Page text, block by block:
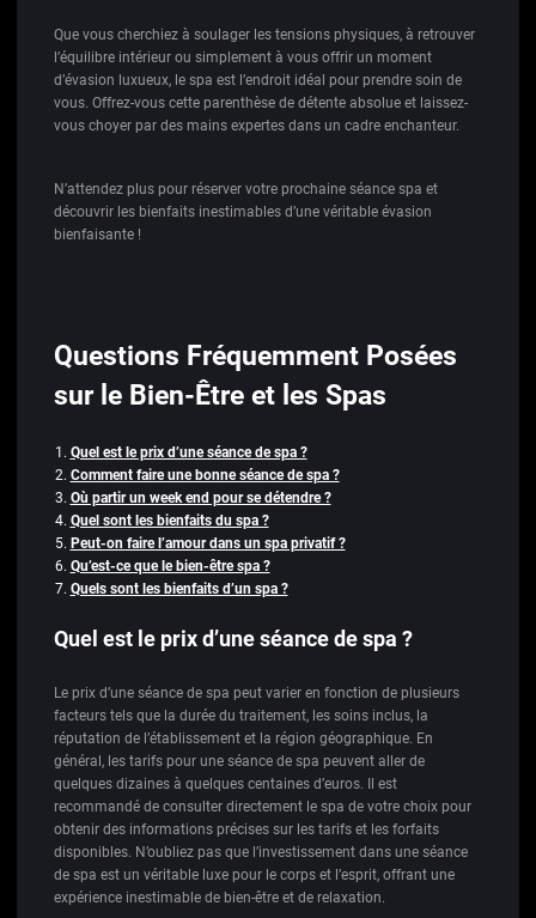
Que vous cherchiez à soulager les tensions physiques, à retrouver
l’équilibre intérieur ou simplement à vous offrir un moment
d’évasion luxueux, le spa est l’endroit idéal pour prendre soin de
vous. Offrez-vous cette parenthèse de détente absolue et laissez-
vous choyer par des mains expertes dans un cadre enchanteur.
N’attendez plus pour réserver votre prochaine séance spa et
découvrir les bienfaits inestimables d’une véritable évasion
bienfaisante !
Questions Fréquemment Posées
sur le Bien-Être et les Spas
Quel est le prix d’une séance de spa ?
Comment faire une bonne séance de spa ?
Où partir un week end pour se détendre ?
Quel sont les bienfaits du spa ?
Peut-on faire l’amour dans un spa privatif ?
Qu’est-ce que le bien-être spa ?
Quels sont les bienfaits d’un spa ?
Quel est le prix d’une séance de spa ?
Le prix d’une séance de spa peut varier en fonction de plusieurs
facteurs tels que la durée du traitement, les soins inclus, la
réputation de l’établissement et la région géographique. En
général, les tarifs pour une séance de spa peuvent aller de
quelques dizaines à quelques centaines d’euros. Il est
recommandé de consulter directement le spa de votre choix pour
obtenir des informations précises sur les tarifs et les forfaits
disponibles. N’oubliez pas que l’investissement dans une séance
de spa est un véritable luxe pour le corps et l’esprit, offrant une
expérience inestimable de bien-être et de relaxation.